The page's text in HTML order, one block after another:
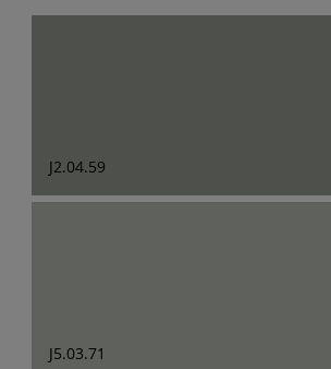
J2.04.59
J5.03.71